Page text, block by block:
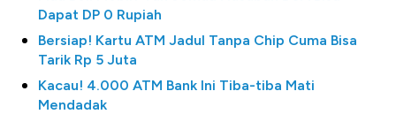
Dapat DP 0 Rupiah
Bersiap! Kartu ATM Jadul Tanpa Chip Cuma Bisa
Tarik Rp 5 Juta
Kacau! 4.000 ATM Bank Ini Tiba-tiba Mati
Mendadak